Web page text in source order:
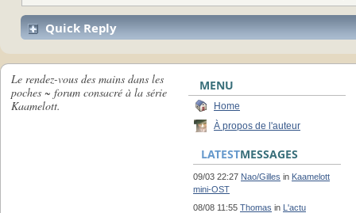
Quick Reply
Le rendez-vous des mains dans les
poches ~ forum consacré à la série
Kaamelott.
MENU
Home
À propos de l'auteur
LATESTMESSAGES
09/03 22:27 Nao/Gilles in Kaamelott
mini-OST
08/08 11:55 Thomas in L'actu